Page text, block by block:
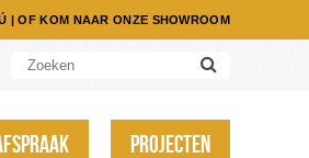
|OF KOM NAAR ONZE SHOWROOM
Projecten